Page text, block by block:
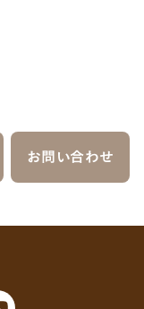
お問い合わせ